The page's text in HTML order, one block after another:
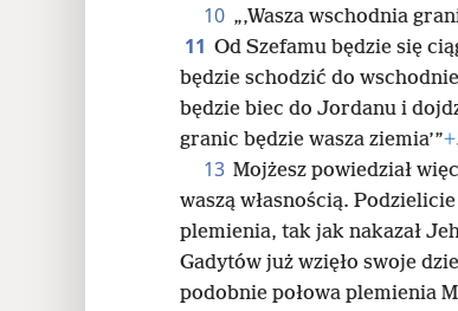
10 „‚Wasza wschodnia
11 Od Szefamu będzie się
będzie schodzić do
będzie biec do Jordanu i
granic będzie wasza ziemia’”+
13 Mojżesz powiedział
waszą własnością.
plemienia, tak jak nakazał
Gadytów już wzięło swoje
podobnie połowa plemienia